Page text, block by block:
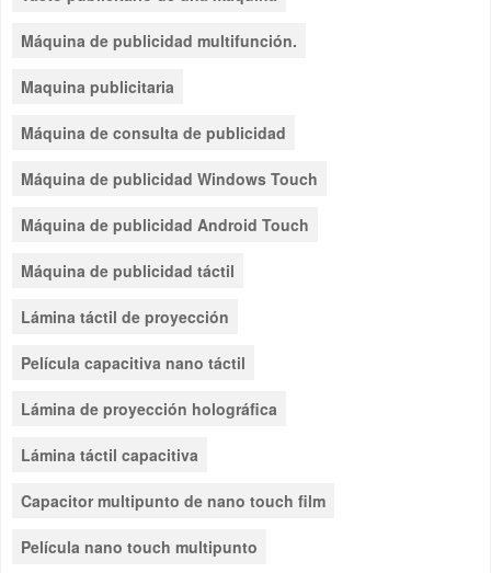
Máquina de publicidad multifunción.
Maquina publicitaria
Máquina de consulta de publicidad
Máquina de publicidad Windows Touch
Máquina de publicidad Android Touch
Máquina de publicidad táctil
Lámina táctil de proyección
Película capacitiva nano táctil
Lámina de proyección holográfica
Lámina táctil capacitiva
Capacitor multipunto de nano touch film
Película nano touch multipunto